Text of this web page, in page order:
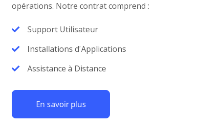
opérations. Notre contrat comprend :
Support Utilisateur
Installations d'Applications
Assistance à Distance
En savoir plus